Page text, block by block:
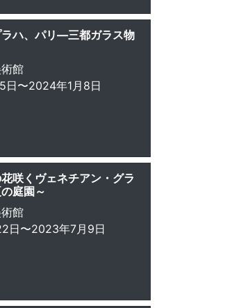
ハ、パリ—三都ガラス物
館
日〜2024年1月8日
咲くヴェネチアン・グラ
庭園～
館
日〜2023年7月9日